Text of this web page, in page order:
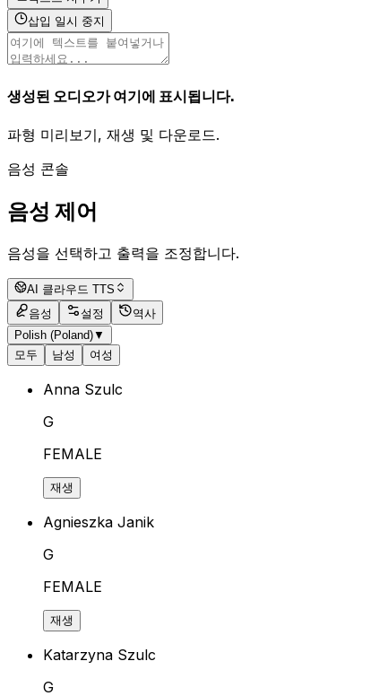
삽입 일시 중지
생성된 오디오가 여기에 표시됩니다.
파형 미리보기, 재생 및 다운로드.
음성 콘솔
음성 제어
음성을 선택하고 출력을 조정합니다.
AI 클라우드 TTS
음성
설정
역사
Polish (Poland)▼
모두
남성 여성
Anna Szulc
G
FEMALE
재생
Agnieszka Janik
G
FEMALE
재생
Katarzyna Szulc
G